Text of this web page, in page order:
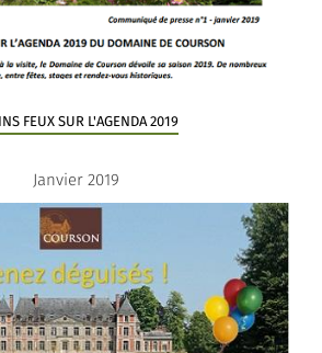
FEUX SUR L'AGENDA 2019
Janvier 2019